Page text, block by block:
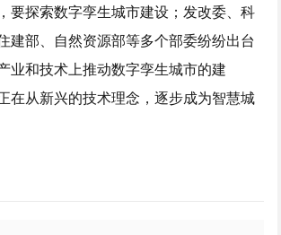
要探索数字孪生城市建设；发改委、科
建部、自然资源部等多个部委纷纷出台
业和技术上推动数字孪生城市的建
从新兴的技术理念，逐步成为智慧城